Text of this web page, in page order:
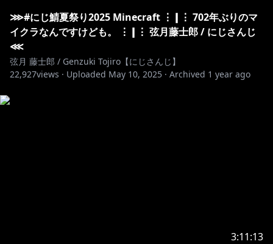
⋙#にじ鯖夏祭り2025 Minecraft ⋮❙⋮ 702年ぶりのマ
イクラなんですけども。 ⋮❙⋮ 弦月藤士郎 / にじさんじ
⋘
弦月 藤士郎 / Genzuki Tojiro【にじさんじ】
22,927views · Uploaded May 10, 2025 · Archived 1 year ago
3:11:13